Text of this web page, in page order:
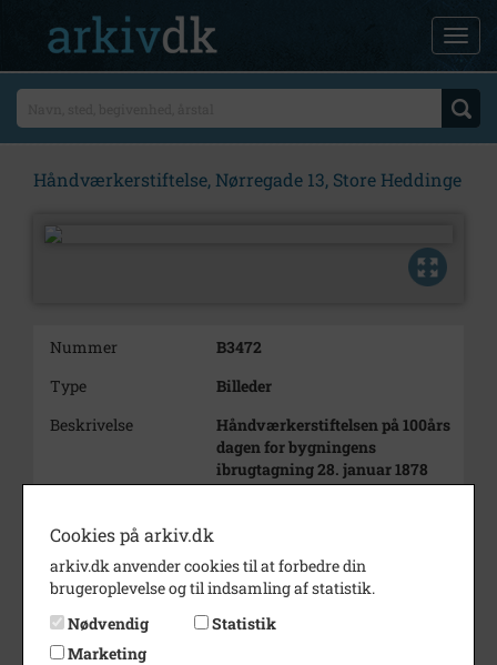
Håndværkerstiftelse, Nørregade 13, Store Heddinge
Nummer
B3472
Type
Billeder
Beskrivelse
Håndværkerstiftelsen på 100års
dagen for bygningens
ibrugtagning 28. januar 1878
Årstal
1978
Fotograf
Cookies på arkiv.dk
arkiv.dk anvender cookies til at forbedre din
brugeroplevelse og til indsamling af statistik.
Nødvendig
Statistik
Marketing